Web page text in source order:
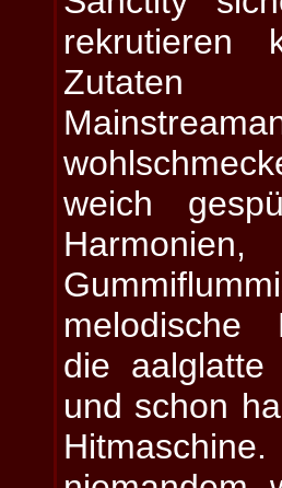
rekrutieren
weich
melodische
die aalglatte
und schon